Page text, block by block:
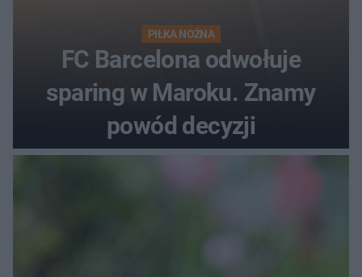
PIŁKA NOŻNA
FC Barcelona odwołuje
sparing w Maroku. Znamy
powód decyzji